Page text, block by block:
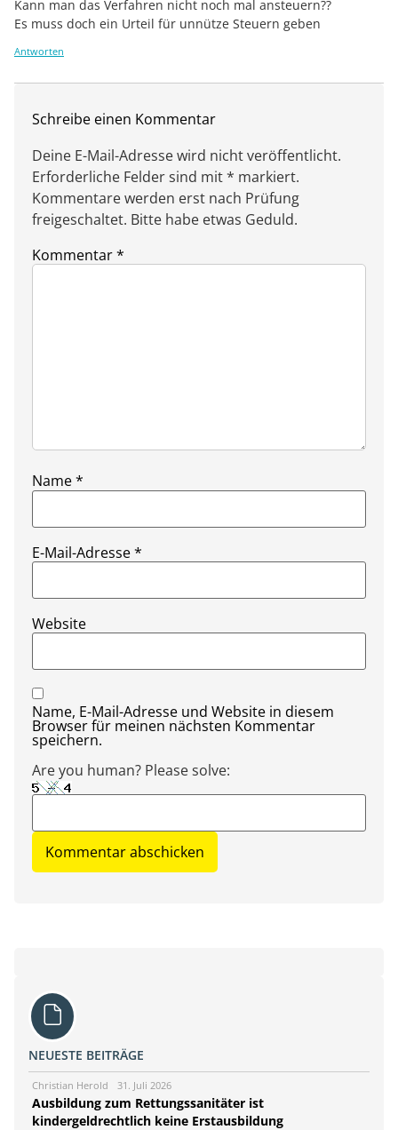
Kann man das Verfahren nicht noch mal ansteuern??
Es muss doch ein Urteil für unnütze Steuern geben
Antworten
Schreibe einen Kommentar
Deine E-Mail-Adresse wird nicht veröffentlicht.
Erforderliche Felder sind mit * markiert.
Kommentare werden erst nach Prüfung
freigeschaltet. Bitte habe etwas Geduld.
Kommentar*
Name*
E-Mail-Adresse*
Website
Name, E-Mail-Adresse und Website in diesem
Browser für meinen nächsten Kommentar
speichern.
Are you human? Please solve:
NEUESTE BEITRÄGE
Christian Herold 31. Juli 2026
Ausbildung zum Rettungssanitäter ist
kindergeldrechtlich keine Erstausbildung